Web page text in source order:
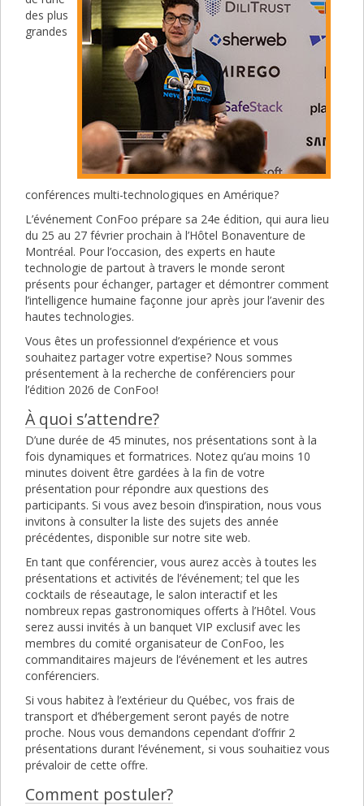
des plus
grandes
conférences multi-technologiques en Amérique?
L’événement ConFoo prépare sa 24e édition, qui aura lieu
du 25 au 27 février prochain à l’Hôtel Bonaventure de
Montréal. Pour l’occasion, des experts en haute
technologie de partout à travers le monde seront
présents pour échanger, partager et démontrer comment
l’intelligence humaine façonne jour après jour l’avenir des
hautes technologies.
Vous êtes un professionnel d’expérience et vous
souhaitez partager votre expertise? Nous sommes
présentement à la recherche de conférenciers pour
l’édition 2026 de ConFoo!
À quoi s’attendre?
D’une durée de 45 minutes, nos présentations sont à la
fois dynamiques et formatrices. Notez qu’au moins 10
minutes doivent être gardées à la fin de votre
présentation pour répondre aux questions des
participants. Si vous avez besoin d’inspiration, nous vous
invitons à consulter la liste des sujets des année
précédentes, disponible sur notre site web.
En tant que conférencier, vous aurez accès à toutes les
présentations et activités de l’événement; tel que les
cocktails de réseautage, le salon interactif et les
nombreux repas gastronomiques offerts à l’Hôtel. Vous
serez aussi invités à un banquet VIP exclusif avec les
membres du comité organisateur de ConFoo, les
commanditaires majeurs de l’événement et les autres
conférenciers.
Si vous habitez à l’extérieur du Québec, vos frais de
transport et d’hébergement seront payés de notre
proche. Nous vous demandons cependant d’offrir 2
présentations durant l’événement, si vous souhaitiez vous
prévaloir de cette offre.
Comment postuler?